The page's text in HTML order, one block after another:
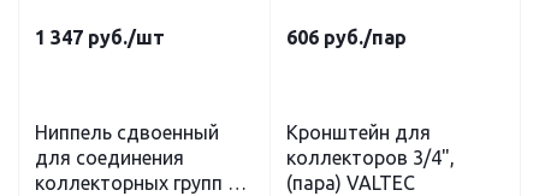
1 347 руб./шт
Ниппель сдвоенный
для соединения
коллекторных групп 1"
606 руб./пар
Кронштейн для
коллекторов 3/4",
(пара) VALTEC